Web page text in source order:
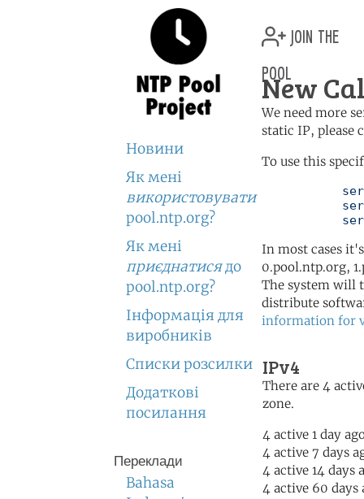
Новини
Як мені
використовувати
pool.ntp.org?
Як мені
приєднатисядо
pool.ntp.org?
Інформація для
виробників
Списки розсилки
Додаткові
посилання
Переклади
Bahasa
join the
pool
New
We need more
static IP, please
To use this
In most cases
0.pool.ntp.org,
The system will
distribute
information for
IPv4
There are 4
zone.
4 active 1 day
4 active 7 days
4 active 14 days
4 active 60 days